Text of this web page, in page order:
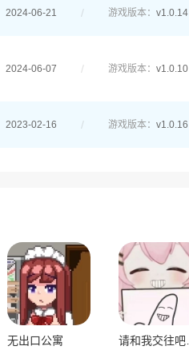
2024-06-21 游戏版本： v1.0.14
2024-06-07 游戏版本： v1.0.10
2023-02-16 游戏版本： v1.0.16
无出口公寓